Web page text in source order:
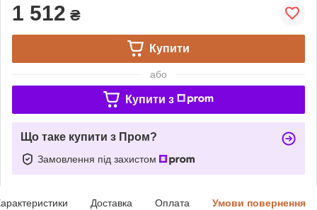
1 512 ₴
Купити
або
Купити з
Що таке купити з Пром?
Замовлення під захистом
Доставка Оплата Умови повернення